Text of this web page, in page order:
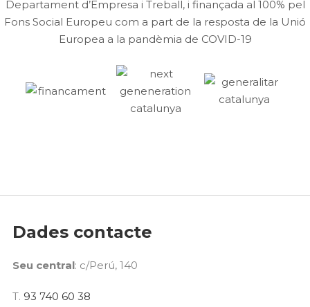
Departament d’Empresa i Treball, i finançada al 100% pel
Fons Social Europeu com a part de la resposta de la Unió
Europea a la pandèmia de COVID-19
Dades contacte
Seu central: c/Perú, 140
T. 93 740 60 38